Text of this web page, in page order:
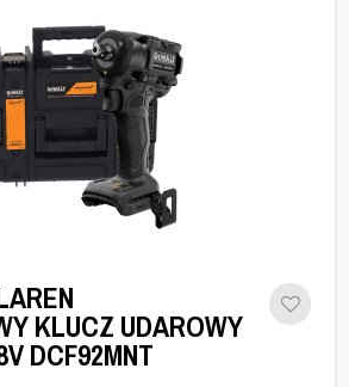
KLUCZ UDAROWY
DCF92MNT